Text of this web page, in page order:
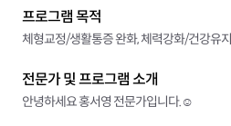
프로그램 목적
체형교정/생활통증 완화, 체력강화/건강유
전문가 및 프로그램 소개
안녕하세요 홍서영 전문가입니다.☺️